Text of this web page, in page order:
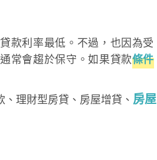
款利率最低。不過，也因為受
常會趨於保守。如果貸款條件
理財型房貸、房屋增貸、 房屋